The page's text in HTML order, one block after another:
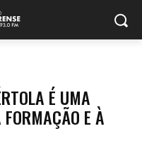
É UMA
E À